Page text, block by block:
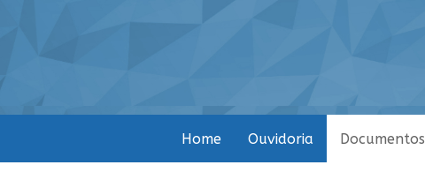
Home Ouvidoria Documentos